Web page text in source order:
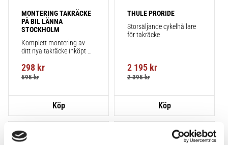
MONTERING TAKRÄCKE
PÅ BIL LÄNNA
STOCKHOLM
Komplett montering av
ditt nya takräcke inköpt
montering på din bil.
298 kr
595kr
THULE PRORIDE
Storsäljande cykelhållare
för takräcke
2 195 kr
2 395kr
Lägg